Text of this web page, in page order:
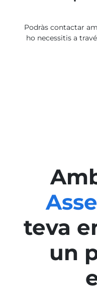
Podràs contactar
ho necessitis a
teva
un